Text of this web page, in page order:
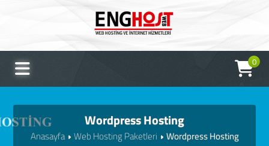
0
Wordpress Hosting
Anasayfa Web Hosting Paketleri Wordpress Hosting